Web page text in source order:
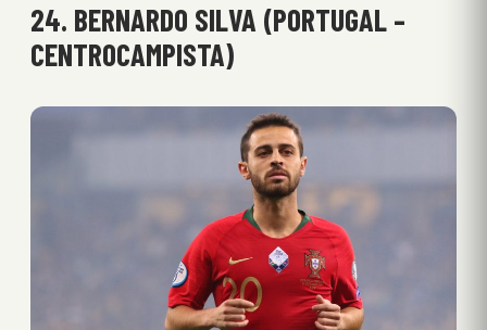
24. BERNARDO SILVA (PORTUGAL –
CENTROCAMPISTA)